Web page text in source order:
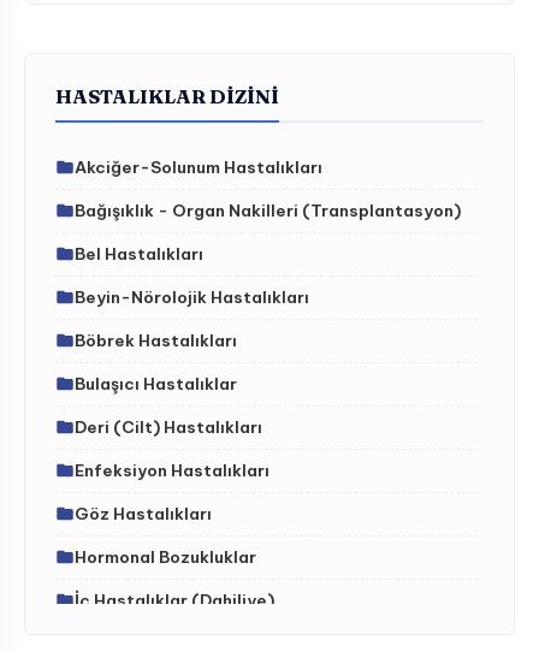
HASTALIKLAR DIZINI
Akciğer-Solunum Hastalıkları
Bağışıklık - Organ Nakilleri (Transplantasyon)
Bel Hastalıkları
Beyin-Nörolojik Hastalıkları
Böbrek Hastalıkları
Bulaşıcı Hastalıklar
Deri (Cilt) Hastalıkları
Enfeksiyon Hastalıkları
Göz Hastalıkları
Hormonal Bozukluklar
İç Hastalıklar (Dahiliye)